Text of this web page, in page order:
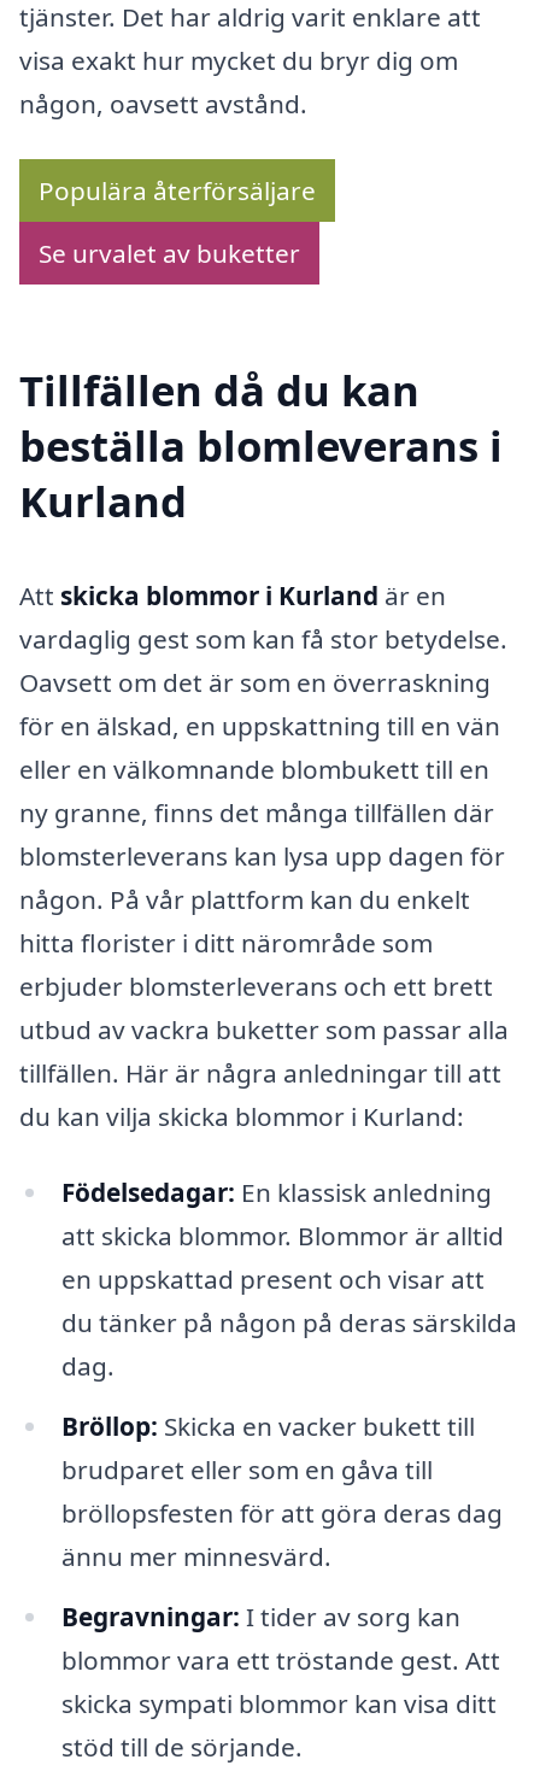
tjänster. Det har aldrig varit enklare att
visa exakt hur mycket du bryr dig om
någon, oavsett avstånd.
Populära återförsäljare
Se urvalet av buketter
Tillfällen då du kan
beställa blomleverans i
Kurland
Att skicka blommor i Kurland är en
vardaglig gest som kan få stor betydelse.
Oavsett om det är som en överraskning
för en älskad, en uppskattning till en vän
eller en välkomnande blombukett till en
ny granne, finns det många tillfällen där
blomsterleverans kan lysa upp dagen för
någon. På vår plattform kan du enkelt
hitta florister i ditt närområde som
erbjuder blomsterleverans och ett brett
utbud av vackra buketter som passar alla
tillfällen. Här är några anledningar till att
du kan vilja skicka blommor i Kurland:
Födelsedagar: En klassisk anledning
att skicka blommor. Blommor är alltid
en uppskattad present och visar att
du tänker på någon på deras särskilda
dag.
Bröllop: Skicka en vacker bukett till
brudparet eller som en gåva till
bröllopsfesten för att göra deras dag
ännu mer minnesvärd.
Begravningar: I tider av sorg kan
blommor vara ett tröstande gest. Att
skicka sympati blommor kan visa ditt
stöd till de sörjande.